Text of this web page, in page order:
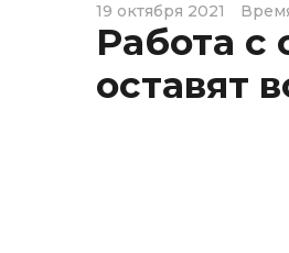
19 октября 2021
Работа с
оставят